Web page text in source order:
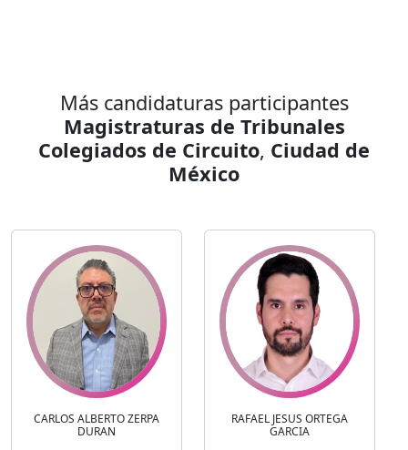
Más candidaturas participantes
Magistraturas de Tribunales
Colegiados de Circuito, Ciudad de
México
CARLOS ALBERTO ZERPA
DURAN
RAFAEL JESUS ORTEGA
GARCIA